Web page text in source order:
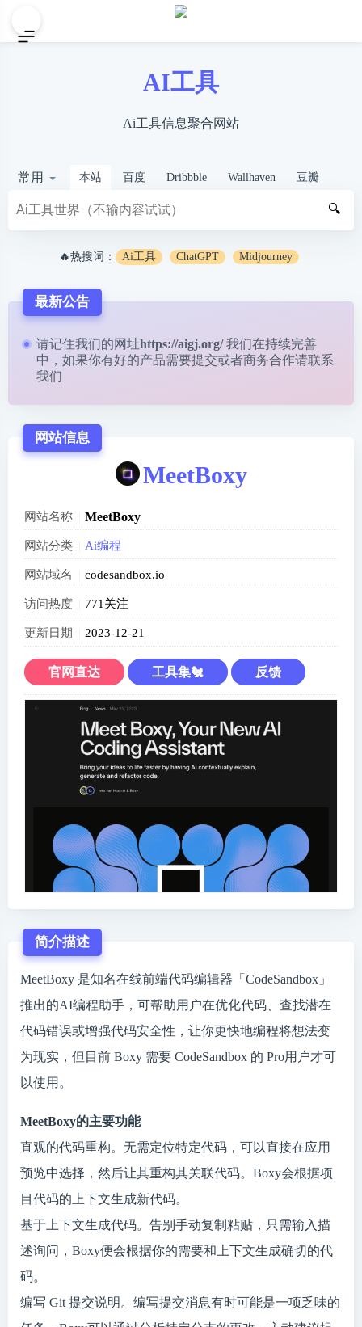
AI工具
Ai工具信息聚合网站
常用 本站 百度 Dribbble Wallhaven 豆瓣
🔍
🔥热搜词： Ai工具 ChatGPT Midjourney
最新公告
请记住我们的网址https://aigj.org/ 我们在持续完善
中，如果你有好的产品需要提交或者商务合作请联系
我们
网站信息
MeetBoxy
网站名称 MeetBoxy
网站分类 Ai编程
网站域名 codesandbox.io
访问热度 771关注
更新日期 2023-12-21
官网直达 工具集🐔 反馈
简介描述
MeetBoxy 是知名在线前端代码编辑器「CodeSandbox」
推出的AI编程助手，可帮助用户在优化代码、查找潜在
代码错误或增强代码安全性，让你更快地编程将想法变
为现实，但目前 Boxy 需要 CodeSandbox 的 Pro用户才可
以使用。
MeetBoxy的主要功能
直观的代码重构。无需定位特定代码，可以直接在应用
预览中选择，然后让其重构其关联代码。Boxy会根据项
目代码的上下文生成新代码。
基于上下文生成代码。告别手动复制粘贴，只需输入描
述询问，Boxy便会根据你的需要和上下文生成确切的代
码。
编写 Git 提交说明。编写提交消息有时可能是一项乏味的